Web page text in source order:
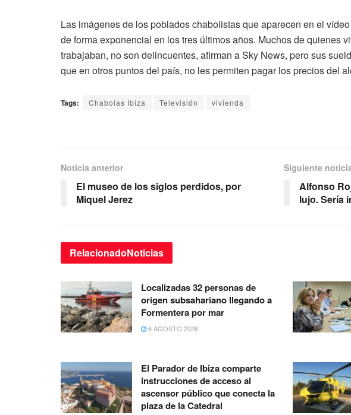
Las imágenes de los poblados chabolistas que aparecen en el
de forma exponencial en los tres últimos años. Muchos de quienes
trabajaban, no son delincuentes, afirman a Sky News, pero sus
que en otros puntos del país, no les permiten pagar los precios del
Tags: Chabolas Ibiza Televisión vivienda
Noticia anterior
El museo de los siglos perdidos, por
Miquel Jerez
Siguiente
Alfonso
lujo. Sería
RelacionadoNoticias
Localizadas 32 personas de
origen subsahariano llegando a
Formentera por mar
6 AGOSTO 2026
El Parador de Ibiza comparte
instrucciones de acceso al
ascensor público que conecta la
plaza de la Catedral